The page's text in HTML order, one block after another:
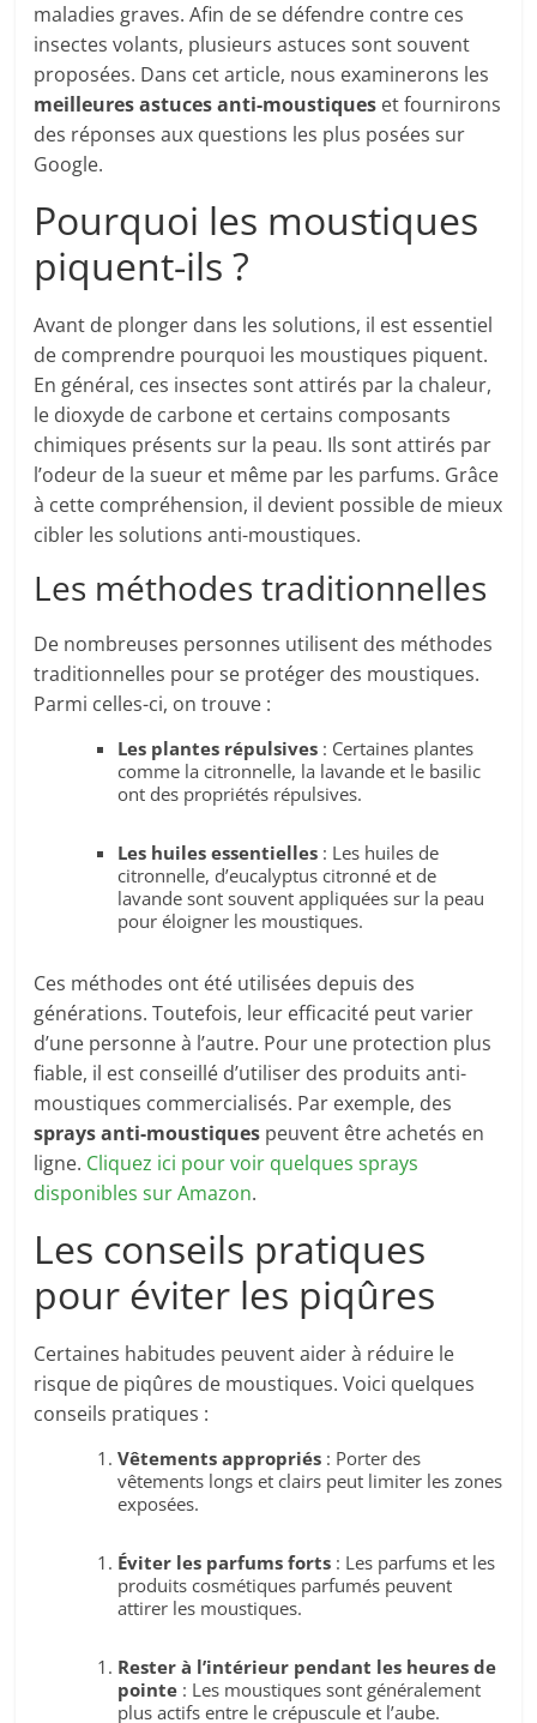
maladies graves. Afin de se défendre contre ces
insectes volants, plusieurs astuces sont souvent
proposées. Dans cet article, nous examinerons les
meilleures astuces anti-moustiques et fournirons
des réponses aux questions les plus posées sur
Google.
Pourquoi les moustiques
piquent-ils ?
Avant de plonger dans les solutions, il est essentiel
de comprendre pourquoi les moustiques piquent.
En général, ces insectes sont attirés par la chaleur,
le dioxyde de carbone et certains composants
chimiques présents sur la peau. Ils sont attirés par
l’odeur de la sueur et même par les parfums. Grâce
à cette compréhension, il devient possible de mieux
cibler les solutions anti-moustiques.
Les méthodes traditionnelles
De nombreuses personnes utilisent des méthodes
traditionnelles pour se protéger des moustiques.
Parmi celles-ci, on trouve :
Les plantes répulsives : Certaines plantes
comme la citronnelle, la lavande et le basilic
ont des propriétés répulsives.
Les huiles essentielles : Les huiles de
citronnelle, d’eucalyptus citronné et de
lavande sont souvent appliquées sur la peau
pour éloigner les moustiques.
Ces méthodes ont été utilisées depuis des
générations. Toutefois, leur efficacité peut varier
d’une personne à l’autre. Pour une protection plus
fiable, il est conseillé d’utiliser des produits anti-
moustiques commercialisés. Par exemple, des
sprays anti-moustiques peuvent être achetés en
ligne. Cliquez ici pour voir quelques sprays
disponibles sur Amazon.
Les conseils pratiques
pour éviter les piqûres
Certaines habitudes peuvent aider à réduire le
risque de piqûres de moustiques. Voici quelques
conseils pratiques :
Vêtements appropriés : Porter des
vêtements longs et clairs peut limiter les zones
exposées.
Éviter les parfums forts : Les parfums et les
produits cosmétiques parfumés peuvent
attirer les moustiques.
Rester à l’intérieur pendant les heures de
pointe : Les moustiques sont généralement
plus actifs entre le crépuscule et l’aube.